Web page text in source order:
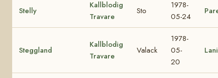
Stelly
Kallblodig
Travare
Sto
1978-
05-24
Steggland
Kallblodig
Travare
Valack
1978-
05-
20